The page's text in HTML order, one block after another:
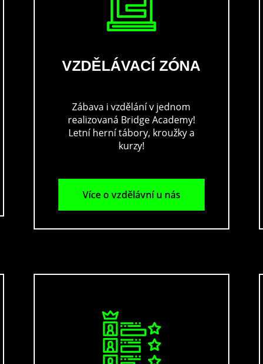
VZDĚLÁVACÍ ZÓNA
Zábava i vzdělání v jednom
realizovaná Bridge Academy!
Letní herní tábory, kroužky a
kurzy!
Více o vzdělávní u nás